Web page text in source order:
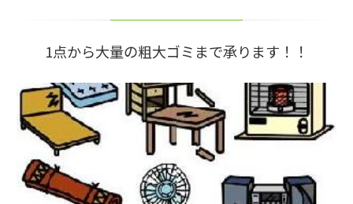
1点から大量の粗大ゴミまで承ります！！